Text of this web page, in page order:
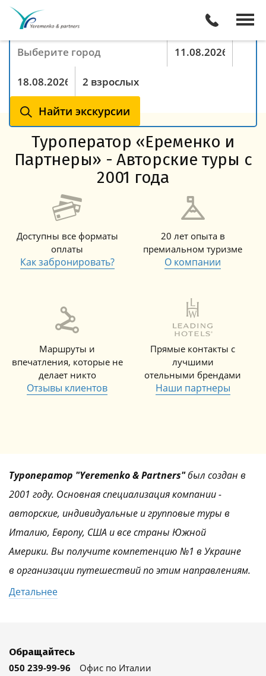
Поиск экскурсий онлайн
Найти экскурсии
Куда хотите поехать
Туристы
Туроператор «Еременко и
Партнеры» - Авторские туры с
2001 года
Доступны все форматы
оплаты
Как забронировать?
20 лет опыта в
премиальном туризме
О компании
Маршруты и
впечатления, которые не
делает никто
Отзывы клиентов
Прямые контакты с
лучшими
отельными брендами
Наши партнеры
Туроператор "Yeremenko & Partners"был создан в
2001 году. Основная специализация компании -
авторские, индивидуальные и групповые туры в
Италию, Европу, США и все страны Южной
Америки. Вы получите компетенцию №1 в Украине
в организации путешествий по этим направлениям.
Детальнее
Обращайтесь
050 239-99-96
Офис по Италии